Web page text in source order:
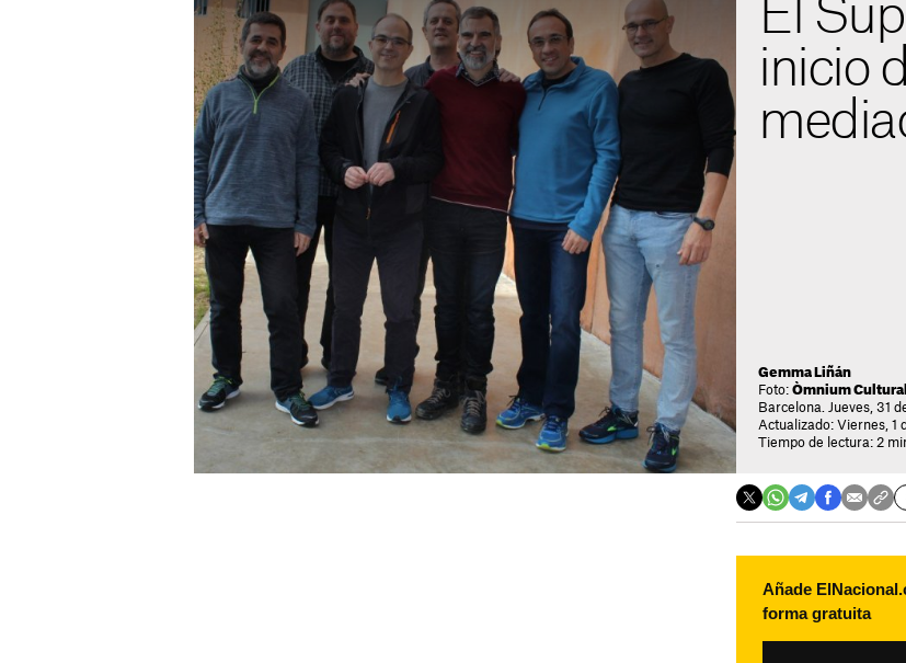
El
inicio
Gemma Liñán
Foto: Òmnium Cultural
Barcelona. Jueves, 31
Actualizado: Viernes, 1
Tiempo de lectura: 2
Añade
forma gratuita